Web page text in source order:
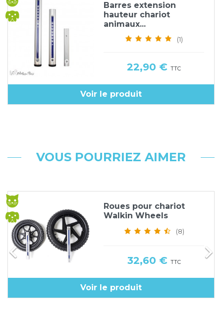
Barres extension
hauteur chariot
animaux...
(1)
Prix
22,90 €TTC
Voir le produit
VOUS POURRIEZ AIMER

Roues pour chariot
Walkin Wheels
(8)
Prix
32,60 € TTC
Voir le produit
